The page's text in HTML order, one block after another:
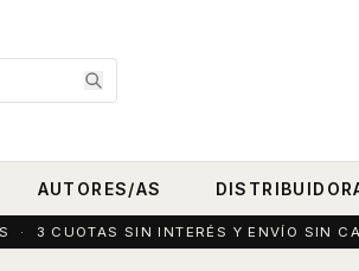
AUTORES/AS
· 3 CUOTAS SIN INTERÉS Y ENVÍO SIN